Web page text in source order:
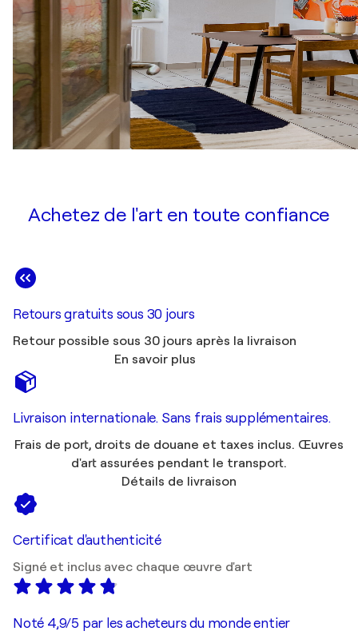
Achetez de l'art en toute confiance
Retours gratuits sous 30 jours
Retour possible sous 30 jours après la livraison
En savoir plus
Livraison internationale. Sans frais supplémentaires.
Frais de port, droits de douane et taxes inclus. Œuvres
d'art assurées pendant le transport.
Détails de livraison
Certificat d'authenticité
Signé et inclus avec chaque œuvre d'art
Noté 4,9/5 par les acheteurs du monde entier